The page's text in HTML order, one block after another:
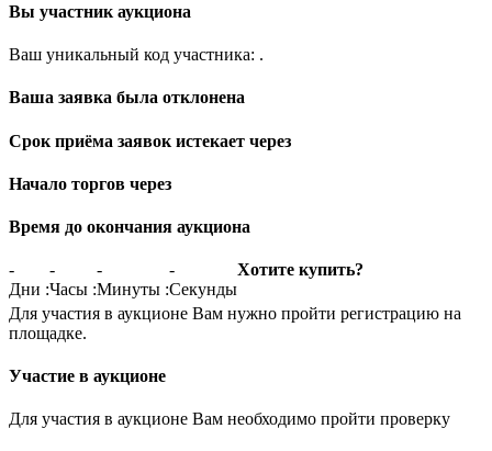
Вы участник аукциона
Ваш уникальный код участника: .
Ваша заявка была отклонена
Срок приёма заявок истекает через
Начало торгов через
Время до окончания аукциона
-
Дни :
-
Часы :
-
Минуты :
-
Секунды
Хотите купить?
Для участия в аукционе Вам нужно пройти регистрацию на
площадке.
Участие в аукционе
Для участия в аукционе Вам необходимо пройти проверку